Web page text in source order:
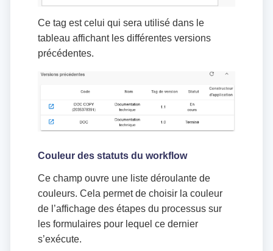
Ce tag est celui qui sera utilisé dans le
tableau affichant les différentes versions
précédentes.
Couleur des statuts du workflow
Ce champ ouvre une liste déroulante de
couleurs. Cela permet de choisir la couleur
de l’affichage des étapes du processus sur
les formulaires pour lequel ce dernier
s’exécute.